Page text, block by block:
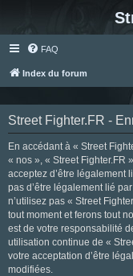
FAQ
Index du forum
Street Fighter.FR -
En accédant à « Street
« nos », « Street Fighter.FR
acceptez d’être légalement
pas d’être légalement lié
n’utilisez pas « Street
tout moment et ferons tout
est de votre responsabilité
utilisation continue de «
votre acceptation d’être
modifiées.